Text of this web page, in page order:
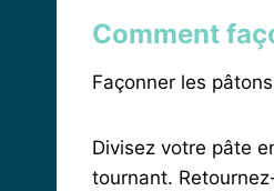
Comment
Façonner les
Divisez votre pâte
tournant.